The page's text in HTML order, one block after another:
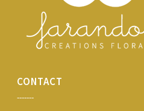
CONTACT
-------